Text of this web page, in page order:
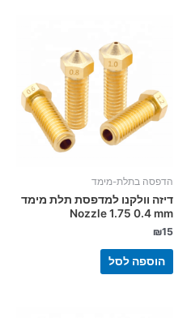
הדפסה בתלת-מימד
דיזה וולקנו למדפסת תלת מימד
Nozzle 1.75 0.4 mm
₪15
הוספה לסל